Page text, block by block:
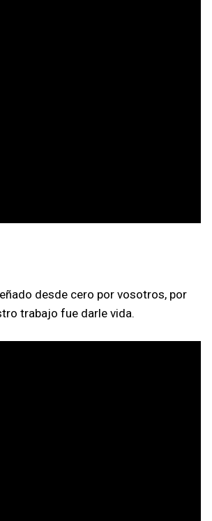
desde cero por vosotros, por
trabajo fue darle vida.